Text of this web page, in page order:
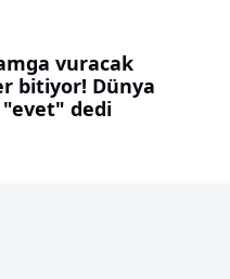
vuracak
bitiyor! Dünya
dedi